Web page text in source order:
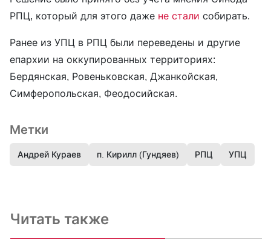
РПЦ, который для этого даже не стали собирать.
Ранее из УПЦ в РПЦ были переведены и другие
епархии на оккупированных территориях:
Бердянская, Ровеньковская, Джанкойская,
Симферопольская, Феодосийская.
Метки
Андрей Кураев п. Кирилл (Гундяев) РПЦ УПЦ
Читать также